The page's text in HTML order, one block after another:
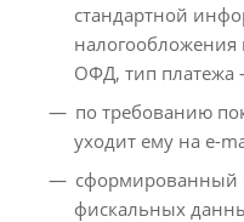
стандартной
налогообложения
ОФД, тип платежа
по требованию
уходит ему на e-
сформированный
фискальных